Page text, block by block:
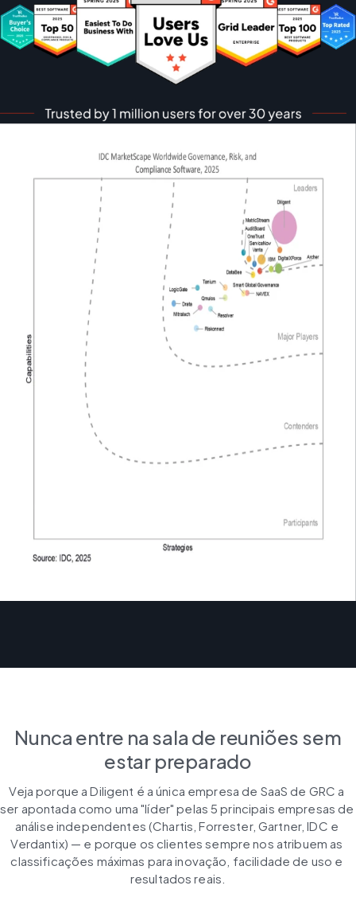
Nunca entre na sala de reuniões sem
estar preparado
Veja porque a Diligent é a única empresa de SaaS de GRC a
ser apontada como uma "líder" pelas 5 principais empresas de
análise independentes (Chartis, Forrester, Gartner, IDC e
Verdantix) — e porque os clientes sempre nos atribuem as
classificações máximas para inovação, facilidade de uso e
resultados reais.